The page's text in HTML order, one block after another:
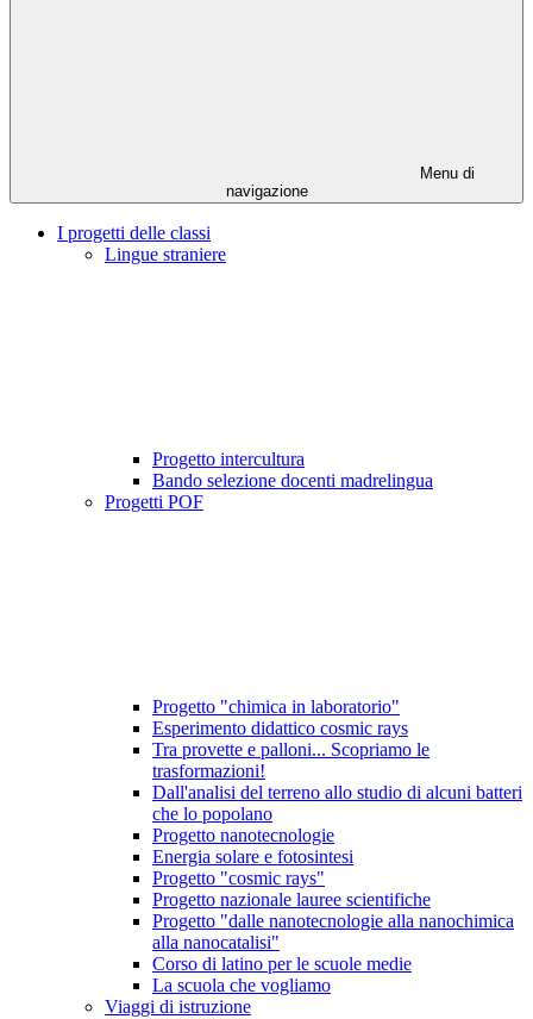
Menu di
navigazione
I progetti delle classi
Lingue straniere
Progetto intercultura
Bando selezione docenti madrelingua
Progetti POF
Progetto "chimica in laboratorio"
Esperimento didattico cosmic rays
Tra provette e palloni... Scopriamo le
trasformazioni!
Dall'analisi del terreno allo studio di alcuni batteri
che lo popolano
Progetto nanotecnologie
Energia solare e fotosintesi
Progetto "cosmic rays"
Progetto nazionale lauree scientifiche
Progetto "dalle nanotecnologie alla nanochimica
alla nanocatalisi"
Corso di latino per le scuole medie
La scuola che vogliamo
Viaggi di istruzione